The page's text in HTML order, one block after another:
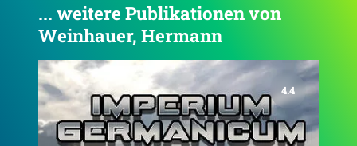
... weitere Publikationen von
Weinhauer, Hermann
4.1